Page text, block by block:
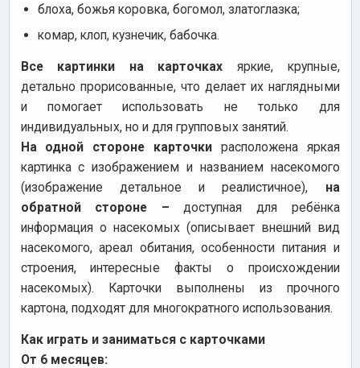
блоха, божья коровка, богомол, златоглазка;
комар, клоп, кузнечик, бабочка.
Все картинки на карточках яркие, крупные,
детально прорисованные, что делает их наглядными
и помогает использовать не только для
индивидуальных, но и для групповых занятий.
На одной стороне карточкирасположена яркая
картинка с изображением и названием насекомого
(изображение детальное и реалистичное), на
обратной стороне – доступная для ребёнка
информация о насекомых (описывает внешний вид
насекомого, ареал обитания, особенности питания и
строения, интересные факты о происхождении
насекомых). Карточки выполнены из прочного
картона, подходят для многократного использования.
Как играть и заниматься с карточками
От 6 месяцев: